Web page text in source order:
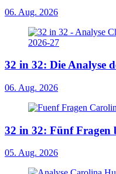
06. Aug. 2026
32 in 32: Die Analyse
06. Aug. 2026
32 in 32: Fünf Fragen
05. Aug. 2026